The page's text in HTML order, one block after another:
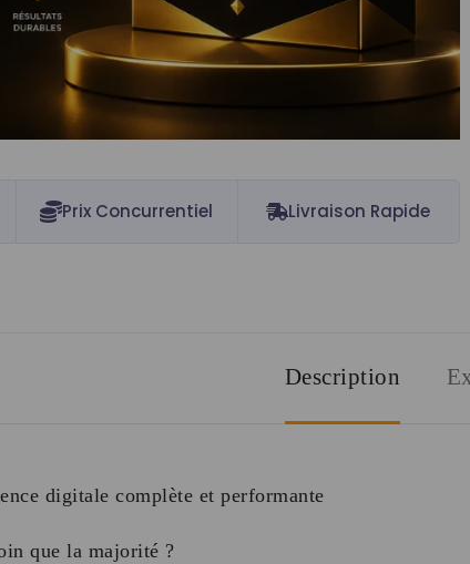
Prix Concurrentiel Livraison Rapide
Description
digitale complète et performante
que la majorité ?